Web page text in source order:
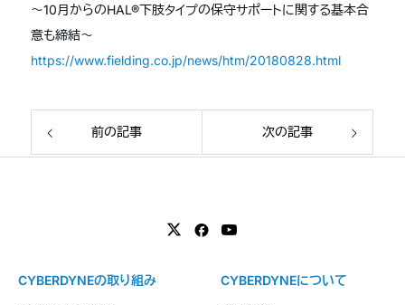
～10月からのHAL®下肢タイプの保守サポートに関する基本合
意も締結～
https://www.fielding.co.jp/news/htm/20180828.html
前の記事 次の記事
CYBERDYNEの取り組み
CYBERDYNEについて